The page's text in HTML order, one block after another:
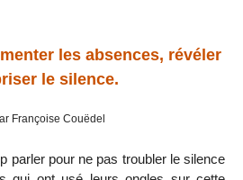
les absences, révéler
le silence.
Françoise Couëdel
parler pour ne pas troubler le silence